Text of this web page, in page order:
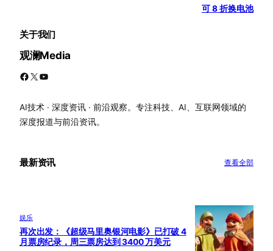
可 8 折换电池
关于我们
观澜Media
Facebook X YouTube
AI技术 · 深度资讯 · 前沿观察。专注科技、AI、互联网领域的
深度报道与前沿资讯。
最新资讯 查看全部
娱乐
再次出发：《超级马里奥银河电影》已打破 4
月票房纪录，周三票房达到 3400 万美元